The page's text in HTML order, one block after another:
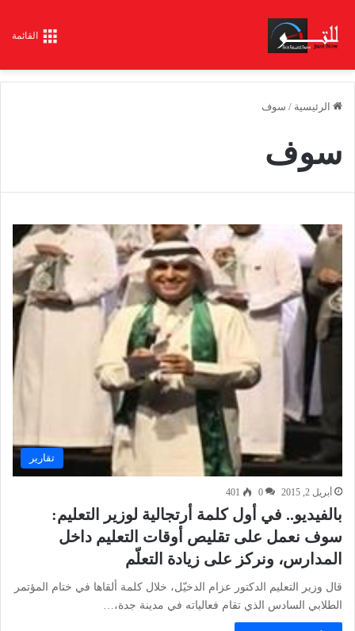
القائمة
الرئيسية / سوف
سوف
تقارير
أبريل 2, 2015 0
401
بالفيديو.. في أول كلمة أرتجالية لوزير التعليم:
سوف نعمل على تقليص أوقات التعليم داخل
المدارس، ونركز على زيادة التعلّم
قال وزير التعليم الدكتور عزام الدخيّل، خلال كلمة ألقاها في ختام المؤتمر
الطلابي السادس الذي تقام فعالياته في مدينة جدة،…